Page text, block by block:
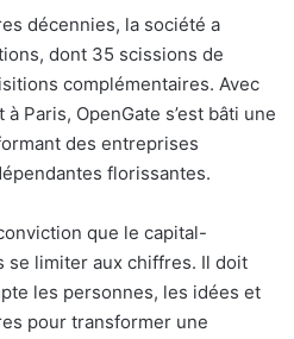
décennies, la société a
dont 35 scissions de
complémentaires. Avec
Paris, OpenGate s’est bâti une
des entreprises
florissantes.
que le capital-
se limiter aux chiffres. Il doit
les personnes, les idées et
pour transformer une